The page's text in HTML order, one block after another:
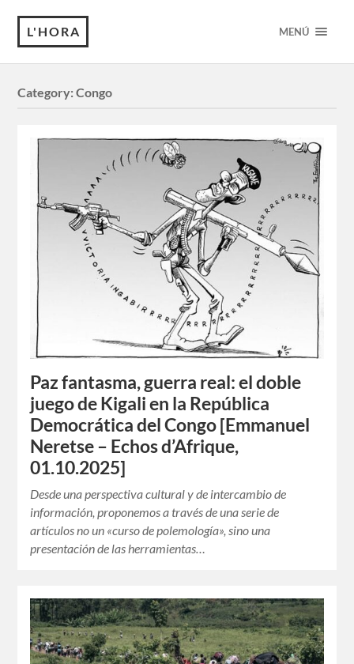
L'HORA MENÚ
Category:Congo
Paz fantasma, guerra real: el doble
juego de Kigali en la República
Democrática del Congo [Emmanuel
Neretse – Echos d’Afrique,
01.10.2025]
Desde una perspectiva cultural y de intercambio de
información, proponemos a través de una serie de
artículos no un «curso de polemología», sino una
presentación de las herramientas…